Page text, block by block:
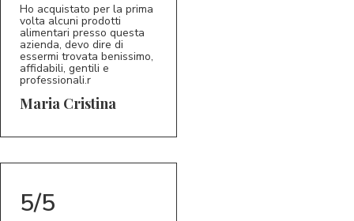
MC 5/5
Ho acquistato per la prima
volta alcuni prodotti
alimentari presso questa
azienda, devo dire di
essermi trovata benissimo,
affidabili, gentili e
professionali.r
Maria Cristina
5/5